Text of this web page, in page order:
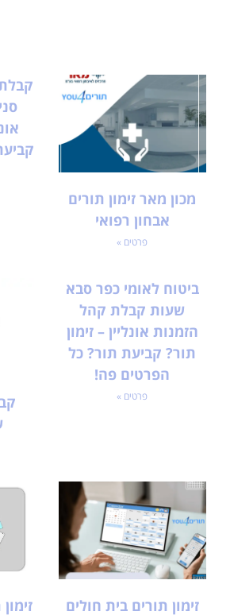
מכון מאר זימון תורים
אבחון רפואי
פרטים »
ביטוח לאומי כפר סבא
שעות קבלת קהל
הזמנות אונליין – זימון
תור? קביעת תור? כל
הפרטים פה!
פרטים »
זימון תורים בית חולים